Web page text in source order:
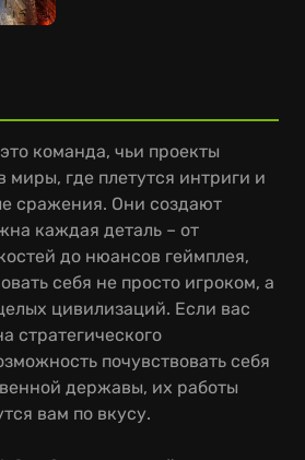
команда, чьи проекты
миры, где плетутся интриги и
сражения. Они создают
каждая деталь – от
до нюансов геймплея,
себя не просто игроком, а
цивилизаций. Если вас
стратегического
почувствовать себя
державы, их работы
вам по вкусу.